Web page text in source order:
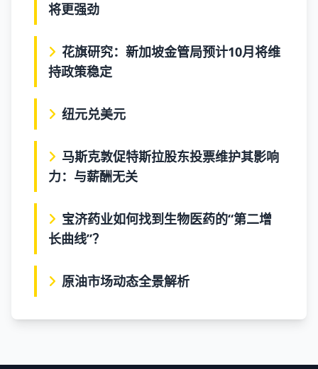
将更强劲
花旗研究：新加坡金管局预计10月将维
持政策稳定
纽元兑美元
马斯克敦促特斯拉股东投票维护其影响
力：与薪酬无关
宝济药业如何找到生物医药的“第二增
长曲线”？
原油市场动态全景解析